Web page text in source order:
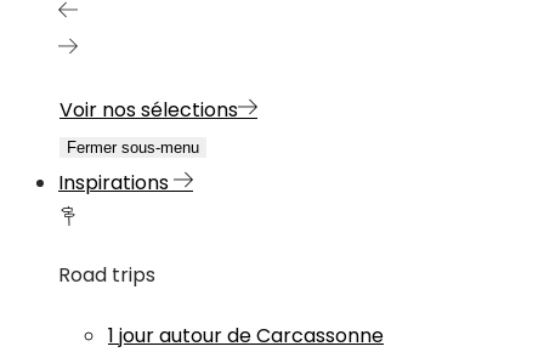
Voir nos sélections
Fermer sous-menu
Inspirations
Road trips
1 jour autour de Carcassonne